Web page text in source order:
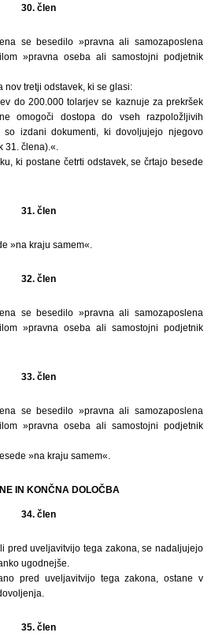
30. člen
se besedilo »pravna ali samozaposlena
»pravna oseba ali samostojni podjetnik
nov tretji odstavek, ki se glasi:
do 200.000 tolarjev se kaznuje za prekršek
omogoči dostopa do vseh razpoložljivih
so izdani dokumenti, ki dovoljujejo njegovo
31. člena).«.
ki postane četrti odstavek, se črtajo besede
31. člen
»na kraju samem«.
32. člen
se besedilo »pravna ali samozaposlena
»pravna oseba ali samostojni podjetnik
33. člen
se besedilo »pravna ali samozaposlena
»pravna oseba ali samostojni podjetnik
»na kraju samem«.
IN KONČNA DOLOČBA
34. člen
pred uveljavitvijo tega zakona, se nadaljujejo
ugodnejše.
pred uveljavitvijo tega zakona, ostane v
35. člen